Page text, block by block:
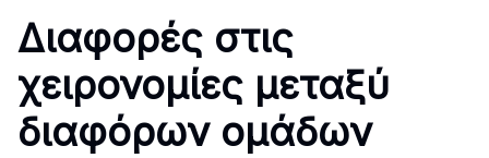
Διαφορές στις
χειρονομίες μεταξύ
διαφόρων ομάδων